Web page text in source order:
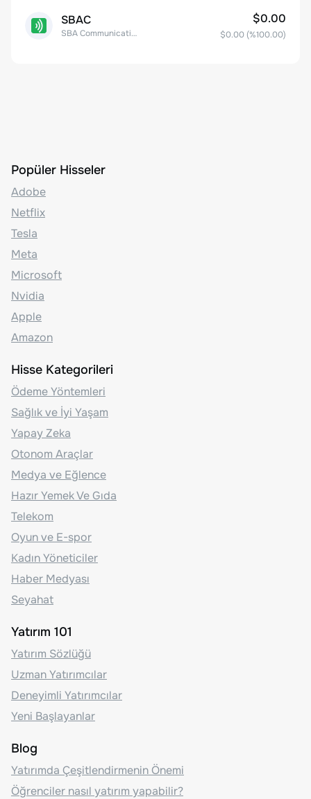
SBAC
SBA Communications Corp
$0.00
$0.00 (%100.00)
Popüler Hisseler
Adobe
Netflix
Tesla
Meta
Microsoft
Nvidia
Apple
Amazon
Hisse Kategorileri
Ödeme Yöntemleri
Sağlık ve İyi Yaşam
Yapay Zeka
Otonom Araçlar
Medya ve Eğlence
Hazır Yemek Ve Gıda
Telekom
Oyun ve E-spor
Kadın Yöneticiler
Haber Medyası
Seyahat
Yatırım 101
Yatırım Sözlüğü
Uzman Yatırımcılar
Deneyimli Yatırımcılar
Yeni Başlayanlar
Blog
Yatırımda Çeşitlendirmenin Önemi
Öğrenciler nasıl yatırım yapabilir?